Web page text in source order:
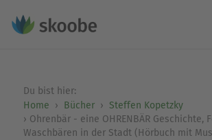
Du bist hier:
Home
Bücher
Steffen Kopetzky
Ohrenbär - eine OHRENBÄR Geschichte,
Waschbären in der Stadt (Hörbuch mit